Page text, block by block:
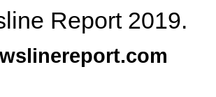
Report 2019.